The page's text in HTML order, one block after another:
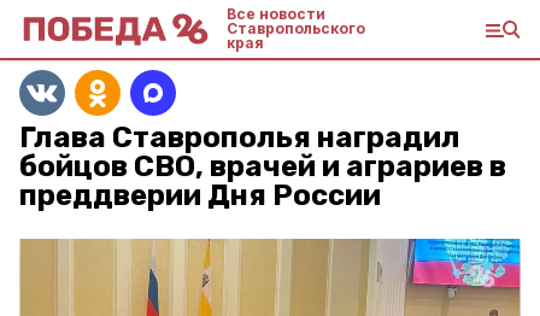
Все новости
Ставропольского
края
Глава Ставрополья наградил
бойцов СВО, врачей и аграриев в
преддверии Дня России